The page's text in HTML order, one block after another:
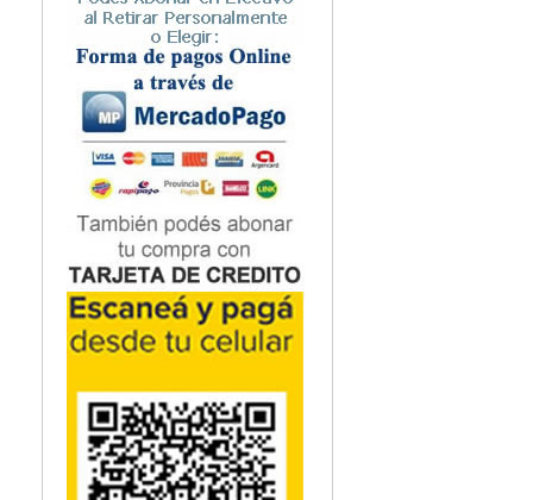
Nefrología
Neonatología / Pediatría
Neumología
Neuroanatomía / Neurociencia
Neurocirugía
Neurología
Nutrición
Odontología
Oftalmología
Oncología / Cuidados Paliativos
Ortopedía / Traumatología
Osteopatía
Otorrinolaringología
Podología
Psicología
Psiquiatría
Química